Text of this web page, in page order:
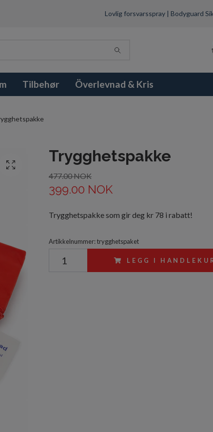
Lovlig forsvarsspray | Bodyguard
Tilbehør Överlevnad & Kris
Trygghetspakke
477.00 NOK
399.00 NOK
Trygghetspakke som gir deg kr 78 i rabatt!
Artikkelnummer:trygghetspaket
LEGG I